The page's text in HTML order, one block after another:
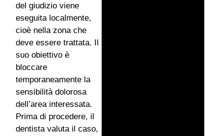
del giudizio viene
eseguita localmente,
cioè nella zona che
deve essere trattata. Il
suo obiettivo è
bloccare
temporaneamente la
sensibilità dolorosa
dell’area interessata.
Prima di procedere, il
dentista valuta il caso,